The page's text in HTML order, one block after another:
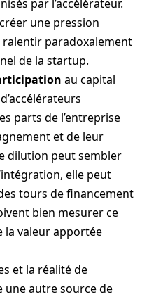
par l’accélérateur.
une pression
paradoxalement
de la startup.
au capital
parts de l’entreprise
et de leur
dilution peut sembler
elle peut
tours de financement
bien mesurer ce
la valeur apportée
et la réalité de
une autre source de